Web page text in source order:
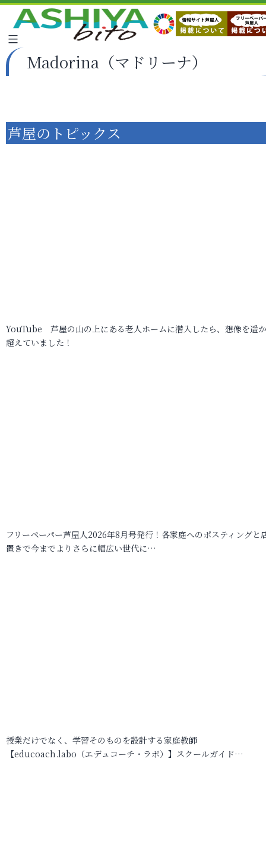
Madorina（マドリーナ）
芦屋のトピックス
YouTube 芦屋の山の上にある老人ホームに潜入したら、想像を遥
超えていました！
フリーペーパー芦屋人2026年8月号発行！各家庭へのポスティングと
置きで今までよりさらに幅広い世代に…
授業だけでなく、学習そのものを設計する家庭教師
【educoach.labo（エデュコーチ・ラボ）】スクールガイド…